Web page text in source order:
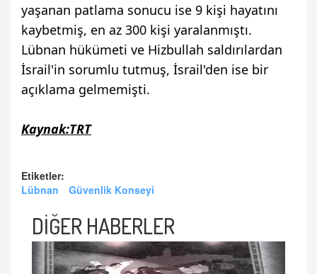
yaşanan patlama sonucu ise 9 kişi hayatını
kaybetmiş, en az 300 kişi yaralanmıştı.
Lübnan hükümeti ve Hizbullah saldırılardan
İsrail'in sorumlu tutmuş, İsrail'den ise bir
açıklama gelmemişti.
Kaynak:TRT
Etiketler:
Lübnan
Güvenlik Konseyi
DİĞER HABERLER